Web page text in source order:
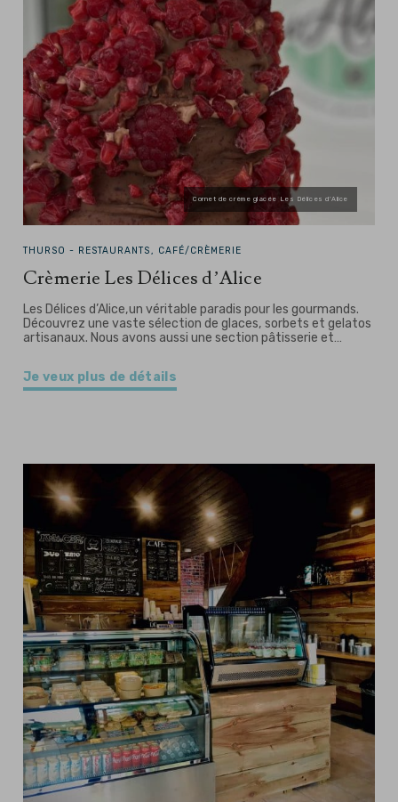
Cornet de crème glacée Les Délices d'Alice
THURSO - RESTAURANTS, CAFÉ/CRÈMERIE
Crèmerie Les Délices d’Alice
Les Délices d’Alice,un véritable paradis pour les gourmands.
Découvrez une vaste sélection de glaces, sorbets et gelatos
artisanaux. Nous avons aussi une section pâtisserie et…
Je veux plus de détails